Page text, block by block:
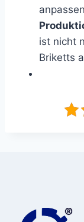
ist nicht
Briketts